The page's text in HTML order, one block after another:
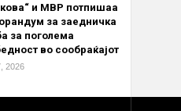
и МВР потпишаа
за заедничка
за поголема
во сообраќајот
2026